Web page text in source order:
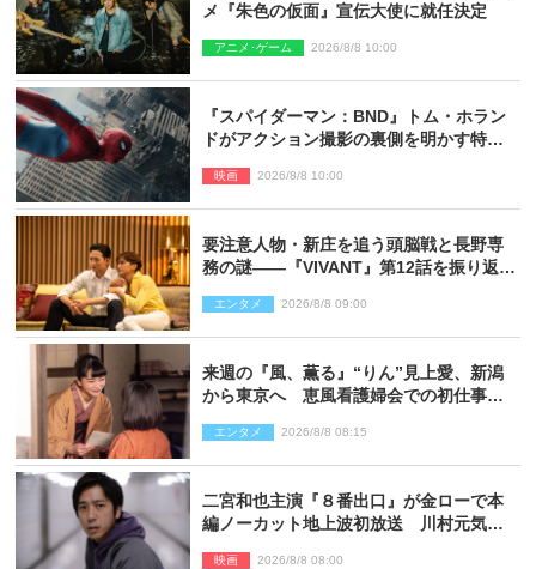
メ『朱色の仮面』宣伝大使に就任決定
アニメ･ゲーム 2026/8/8 10:00
『スパイダーマン：BND』トム・ホラン
ドがアクション撮影の裏側を明かす特別
映画 2026/8/8 10:00
要注意人物・新庄を追う頭脳戦と長野専
務の謎――『VIVANT』第12話を振り返
エンタメ 2026/8/8 09:00
来週の『風、薫る』“りん”見上愛、新潟
から東京へ 恵風看護婦会での初仕事に
エンタメ 2026/8/8 08:15
二宮和也主演『８番出口』が金ローで本
編ノーカット地上波初放送 川村元気監
映画 2026/8/8 08:00